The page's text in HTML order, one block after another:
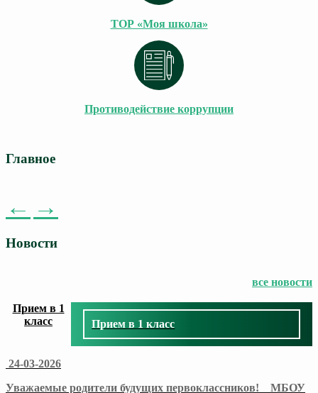
ТОР «Моя школа»
Противодействие коррупции
Главное
← →
Новости
все новости
Прием в 1
класс
Прием в 1 класс
24-03-2026
Уважаемые родители будущих первоклассников! МБОУ